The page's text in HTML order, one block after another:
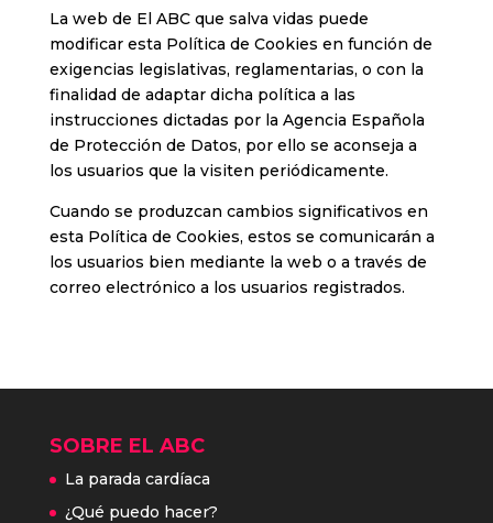
La web de El ABC que salva vidas puede
modificar esta Política de Cookies en función de
exigencias legislativas, reglamentarias, o con la
finalidad de adaptar dicha política a las
instrucciones dictadas por la Agencia Española
de Protección de Datos, por ello se aconseja a
los usuarios que la visiten periódicamente.
Cuando se produzcan cambios significativos en
esta Política de Cookies, estos se comunicarán a
los usuarios bien mediante la web o a través de
correo electrónico a los usuarios registrados.
SOBRE EL ABC
La parada cardíaca
¿Qué puedo hacer?